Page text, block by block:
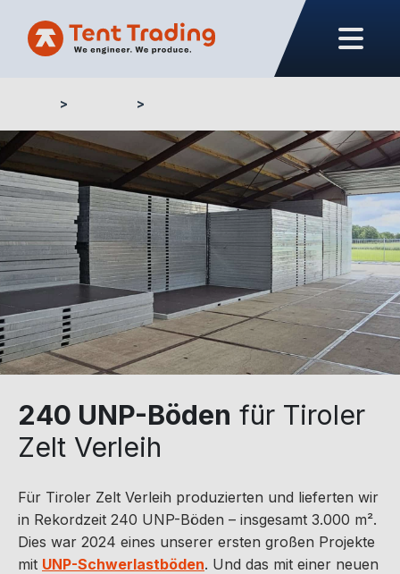
240 UNP-Böden für Tiroler
Zelt Verleih
Für Tiroler Zelt Verleih produzierten und lieferten wir
in Rekordzeit 240 UNP-Böden – insgesamt 3.000 m².
Dies war 2024 eines unserer ersten großen Projekte
mit UNP-Schwerlastböden. Und das mit einer neuen